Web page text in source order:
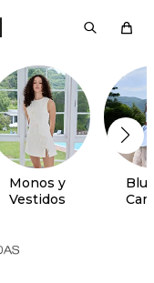
Monos y
Vestidos